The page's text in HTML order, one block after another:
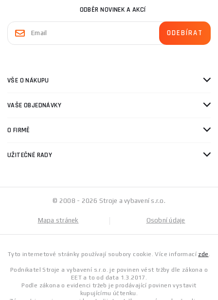
ODBĚR NOVINEK A AKCÍ
VŠE O NÁKUPU
VAŠE OBJEDNÁVKY
O FIRMĚ
UŽITEČNÉ RADY
© 2008 - 2026 Stroje a vybavení s.r.o.
Mapa stránek Osobní údaje
Tyto internetové stránky používají soubory cookie. Více informací zde .
Podnikatel Stroje a vybavení s.r.o. je povinen vést tržby dle zákona o
EET a to od data 1.3.2017.
Podle zákona o evidenci tržeb je prodávající povinen vystavit
kupujícímu účtenku.